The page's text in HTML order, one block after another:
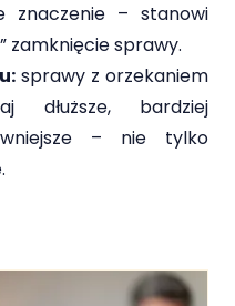
znaczenie – stanowi
zamknięcie sprawy.
sprawy z orzekaniem
dłuższe, bardziej
– nie tylko